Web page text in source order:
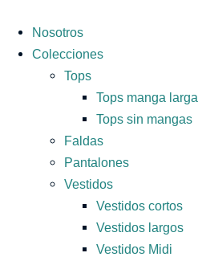
Nosotros
Colecciones
Tops
Tops manga larga
Tops sin mangas
Faldas
Pantalones
Vestidos
Vestidos cortos
Vestidos largos
Vestidos Midi